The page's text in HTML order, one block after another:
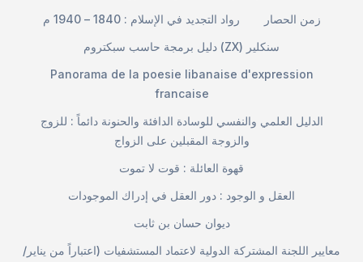
رواد التجديد في الإسلام : 1840 – 1940 م
زمن الحصار
دليل برمجة حاسب سبكتروم (ZX) سنكلير
Panorama de la poesie libanaise d'expression
francaise
الدليل العلمي والنفسي للوسادة الدافئة والحنونة دائماً : للزوج
والزوجة المقبلين على الزواج
قهوة العائلة : قوت لا تموت
العقل و الوجود : دور العقل في إدراك الموجودات
ديوان حسان بن ثابت
معايير اللجنة المشتركة الدولية لاعتماد المستشفيات (اعتباراً من يناير/